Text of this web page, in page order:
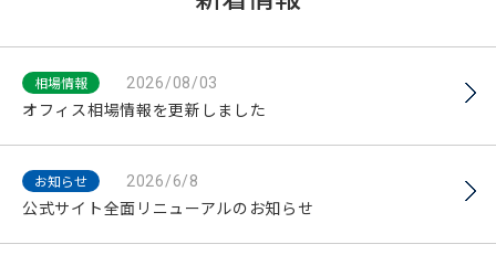
オフィス相場情報を更新しました
相場情報 2026/08/03
公式サイト全面リニューアルのお知らせ
お知らせ 2026/6/8